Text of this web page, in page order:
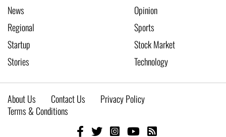
News
Opinion
Regional
Sports
Startup
Stock Market
Stories
Technology
About Us Contact Us
Privacy Policy
Terms & Conditions